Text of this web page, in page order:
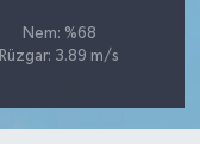
Nem: %68
Rüzgar: 3.89 m/s